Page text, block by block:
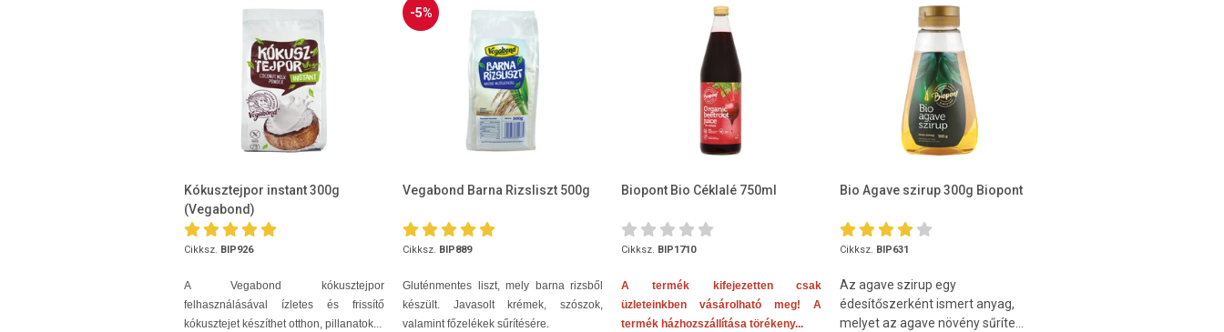
Kókusztejpor instant 300g
(Vegabond)
Cikksz. BIP926
A Vegabond kókusztejpor
felhasználásával ízletes és frissítő
kókusztejet készíthet otthon, pillanatok...
-5%
Vegabond Barna Rizsliszt 500g
Cikksz. BIP889
Gluténmentes liszt, mely barna rizsből
készült. Javasolt krémek, szószok,
valamint főzelékek sűrítésére.
Biopont Bio Céklalé 750ml
Cikksz. BIP1710
A termék kifejezetten csak
üzleteinkben vásárolható meg! A
termék házhozszállítása törékeny...
Bio Agave szirup 300g Biopont
Cikksz. BIP631
Az agave szirup egy
édesítőszerként ismert anyag,
melyet az agave növény sűríte...